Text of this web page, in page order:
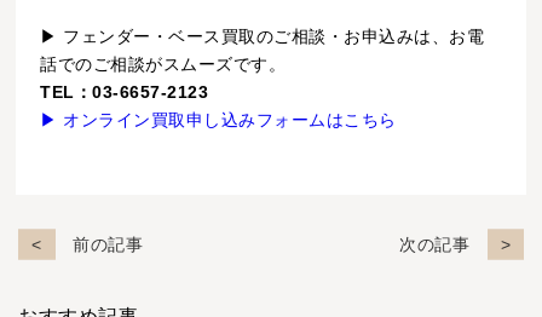
▶ フェンダー・ベース買取のご相談・お申込みは、お電
話でのご相談がスムーズです。
TEL：03-6657-2123
▶ オンライン買取申し込みフォームはこちら
前の記事 次の記事